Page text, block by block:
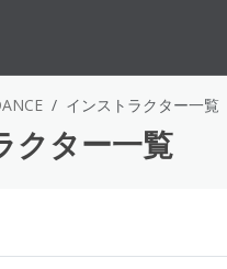
インストラクター一覧
クター一覧